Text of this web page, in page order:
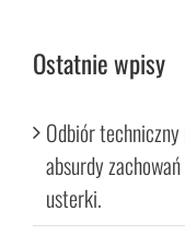
Ostatnie wpisy
Odbiór
absurdy
usterki.